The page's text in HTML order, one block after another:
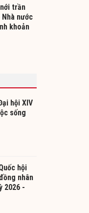
trần
nước
khoản
hội XIV
sống
hội
nhân
2026 -